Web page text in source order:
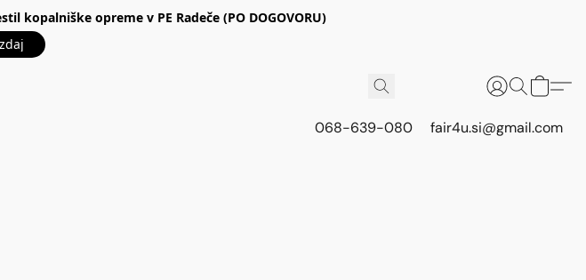
kopalniške opreme v PE Radeče (PO DOGOVORU)
068-639-080 fair4u.si@gmail.com